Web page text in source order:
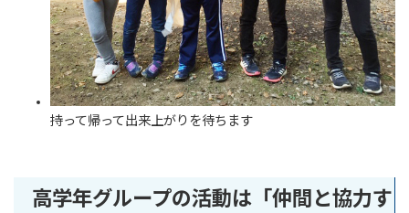
持って帰って出来上がりを待ちます
高学年グループの活動は「仲間と協力す